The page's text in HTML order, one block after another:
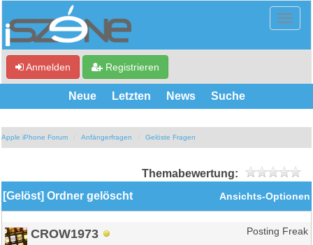
Anmelden Registrieren
Neue Letzten News Suche
Apple iPhone Forum Anfängerfragen Gelöste Fragen
Themabewertung:
Ansichts-Optionen
[Gelöst] Ordner gelöscht
CROW1973 Posting Freak